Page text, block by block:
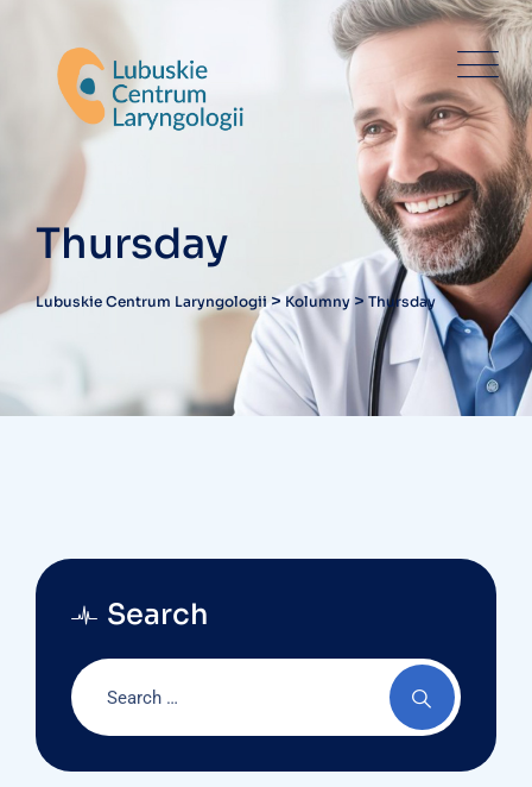
content
Thursday
Lubuskie Centrum Laryngologii> Kolumny>Thursday
Search